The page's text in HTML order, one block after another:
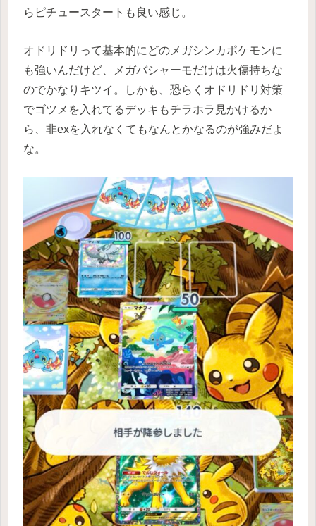
らピチュースタートも良い感じ。
オドリドリって基本的にどのメガシンカポケモンに
も強いんだけど、メガバシャーモだけは火傷持ちな
のでかなりキツイ。しかも、恐らくオドリドリ対策
でゴツメを入れてるデッキもチラホラ見かけるか
ら、非exを入れなくてもなんとかなるのが強みだよ
な。